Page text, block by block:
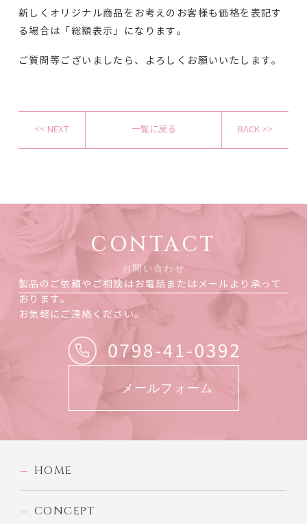
新しくオリジナル商品をお考えのお客様も価格を表記す
る場合は「総額表示」になります。
ご質問等ございましたら、よろしくお願いいたします。
<< NEXT 一覧に戻る BACK >>
CONTACT
お問い合わせ
製品のご依頼やご相談はお電話またはメールより承って
おります。
お気軽にご連絡ください。
メールフォーム
HOME
CONCEPT